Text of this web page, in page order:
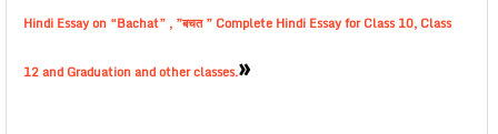
Hindi Essay on “Bachat” , ”बचत ” Complete Hindi Essay for Class 10, Class
12 and Graduation and other classes.»